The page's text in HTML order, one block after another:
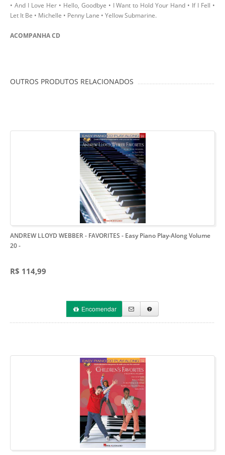
• And I Love Her • Hello, Goodbye • I Want to Hold Your Hand • If I Fell •
Let It Be • Michelle • Penny Lane • Yellow Submarine.
ACOMPANHA CD
OUTROS PRODUTOS RELACIONADOS
ANDREW LLOYD WEBBER - FAVORITES - Easy Piano Play-Along Volume
20-
R$ 114,99
Encomendar